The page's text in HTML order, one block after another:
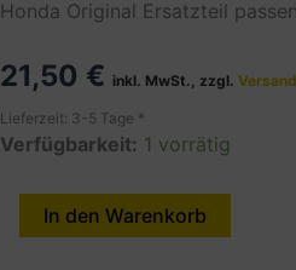
Honda Original Ersatzteil
21,50 € inkl. MwSt., zzgl.
Lieferzeit: 3-5 Tage *
Verfügbarkeit: 1 vorrätig
STAY.L.FR.WINKER,
XL250SC
In den Warenkorb